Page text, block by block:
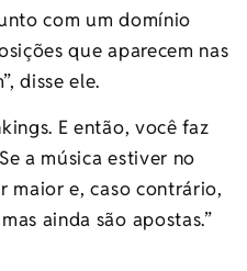
com um domínio
que aparecem nas
disse ele.
E então, você faz
a música estiver no
maior e, caso contrário,
ainda são apostas.”